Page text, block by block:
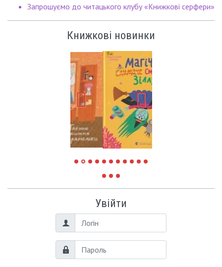
Запрошуємо до читацького клубу «Книжкові серфери»
Книжкові новинки
Увійти
Логін
Пароль